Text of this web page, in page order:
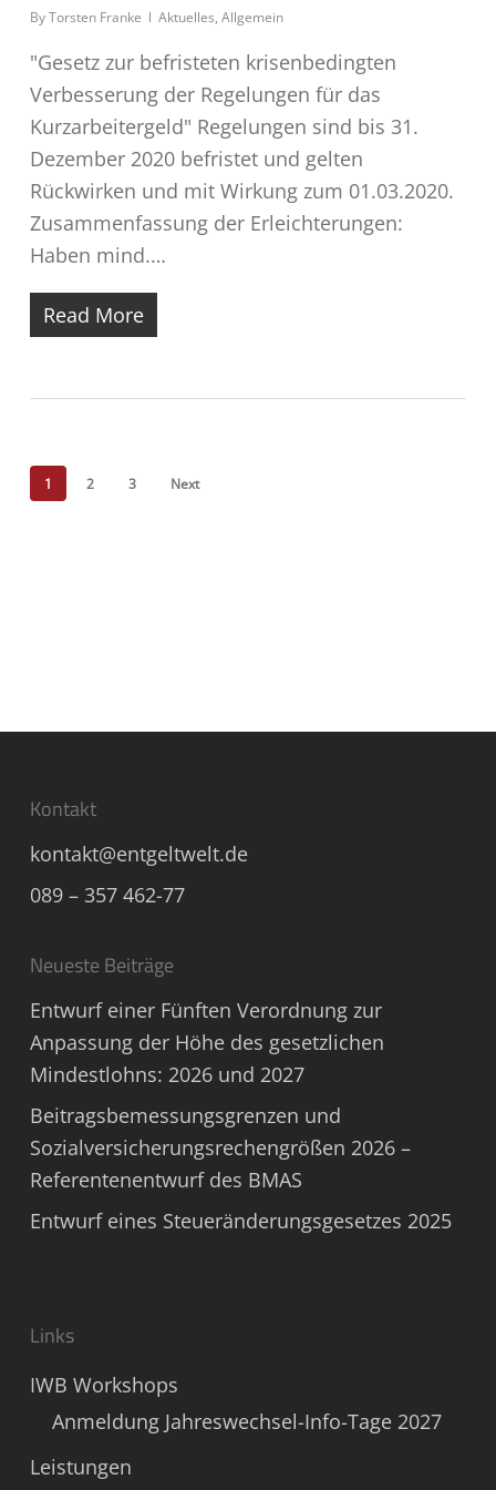
ByTorsten Franke Aktuelles, Allgemein
"Gesetz zur befristeten krisenbedingten
Verbesserung der Regelungen für das
Kurzarbeitergeld" Regelungen sind bis 31.
Dezember 2020 befristet und gelten
Rückwirken und mit Wirkung zum 01.03.2020.
Zusammenfassung der Erleichterungen:
Haben mind.…
Read More
1 2 3 Next
Kontakt
kontakt@entgeltwelt.de
089 – 357 462-77
Neueste Beiträge
Entwurf einer Fünften Verordnung zur
Anpassung der Höhe des gesetzlichen
Mindestlohns: 2026 und 2027
Beitragsbemessungsgrenzen und
Sozialversicherungsrechengrößen 2026 –
Referentenentwurf des BMAS
Entwurf eines Steueränderungsgesetzes 2025
Links
IWB Workshops
Anmeldung Jahreswechsel-Info-Tage 2027
Leistungen